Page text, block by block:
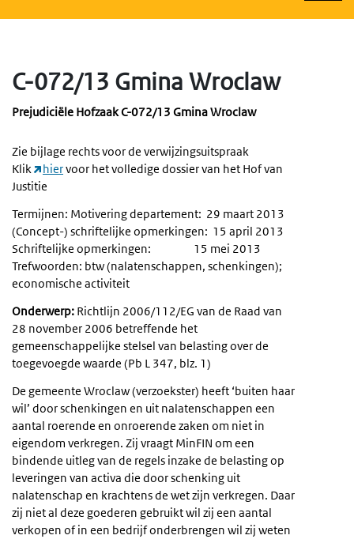
C-072/13 Gmina Wroclaw
Prejudiciële Hofzaak C-072/13 Gmina Wroclaw
Zie bijlage rechts voor de verwijzingsuitspraak
Klik
hiervoor het volledige dossier van het Hof van
Justitie
Termijnen: Motivering departement: 29 maart 2013
(Concept-) schriftelijke opmerkingen: 15 april 2013
Schriftelijke opmerkingen: 15 mei 2013
Trefwoorden: btw (nalatenschappen, schenkingen);
economische activiteit
Onderwerp: Richtlijn 2006/112/EG van de Raad van
28 november 2006 betreffende het
gemeenschappelijke stelsel van belasting over de
toegevoegde waarde (Pb L 347, blz. 1)
De gemeente Wroclaw (verzoekster) heeft ‘buiten haar
wil’ door schenkingen en uit nalatenschappen een
aantal roerende en onroerende zaken om niet in
eigendom verkregen. Zij vraagt MinFIN om een
bindende uitleg van de regels inzake de belasting op
leveringen van activa die door schenking uit
nalatenschap en krachtens de wet zijn verkregen. Daar
zij niet al deze goederen gebruikt wil zij een aantal
verkopen of in een bedrijf onderbrengen wil zij weten